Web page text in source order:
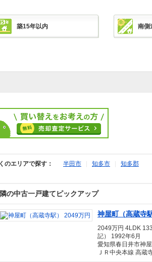
築15年以内 南側
のエリアで探す： 半田市 知多市 知多郡
の中古一戸建てピックアップ
神屋町（高蔵寺
2049万円 4LDK
記） 1992年6月
愛知県春日井市神
ＪＲ中央本線 高蔵